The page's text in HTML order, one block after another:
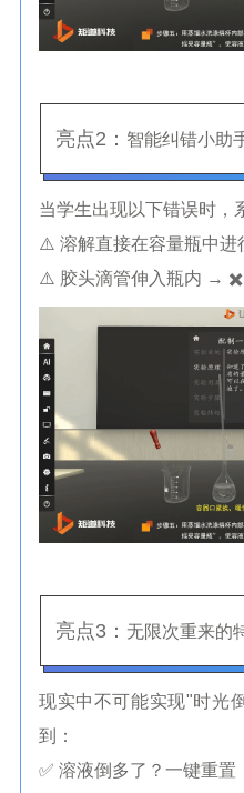
亮点2： 智能纠错小助
当学生出现以下错误时，
⚠️ 溶解直接在容量瓶中
⚠️ 胶头滴管伸入瓶内 → ✖️
亮点3： 无限次重来的
现实中不可能实现"时光
到：
✅ 溶液倒多了？一键重置